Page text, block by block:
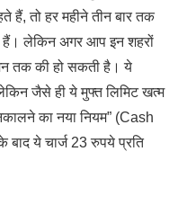
हैं, तो हर महीने तीन बार तक
हैं। लेकिन अगर आप इन शहरों
तक की हो सकती है। ये
जैसे ही ये मुफ्त लिमिट खत्म
का नया नियम” (Cash
ये चार्ज 23 रुपये प्रति